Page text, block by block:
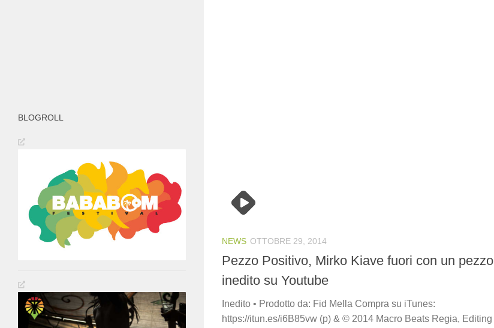
NEWS OTTOBRE 29, 2014
Pezzo Positivo, Mirko Kiave fuori con un pezzo
inedito su Youtube
Inedito • Prodotto da: Fid Mella Compra su iTunes:
https://itun.es/i6B85vw (p) & © 2014 Macro Beats Regia, Editing
BLOGROLL